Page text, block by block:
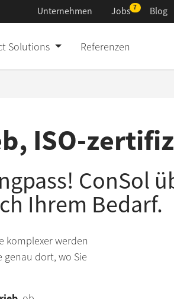
Unternehmen Jobs Blog
Solutions Referenzen
ISO-
ConSol
Ihrem Bedarf.
komplexer werden
genau dort, wo Sie
Custom IT
Unternehmen
Presse
IT Consulting &